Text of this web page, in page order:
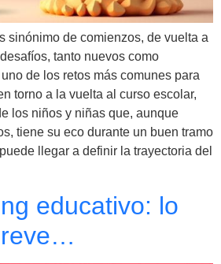
sinónimo de comienzos, de vuelta a
tanto nuevos como
de los retos más comunes para
torno a la vuelta al curso escolar,
los niños y niñas que, aunque
tiene su eco durante un buen tramo
llegar a definir la trayectoria del
educativo: lo